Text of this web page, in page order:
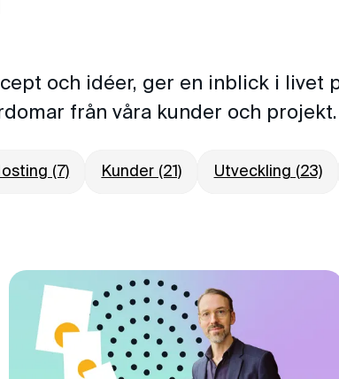
och idéer, ger en inblick i livet
från våra kunder och projekt.
(7) Kunder (21) Utveckling (23)